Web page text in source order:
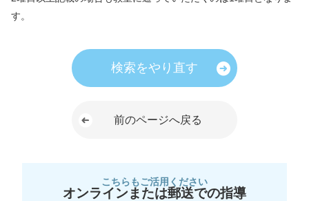
す。
検索をやり直す
前のページへ戻る
こちらもご活用ください
オンラインまたは郵送での指導